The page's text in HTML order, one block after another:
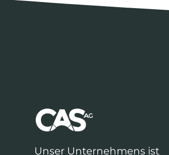
Unser Unternehmens ist